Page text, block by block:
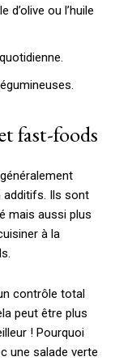
d’olive ou l’huile
fast-foods
additifs. Ils sont
mais aussi plus
à la
contrôle total
peut être plus
! Pourquoi
une salade verte